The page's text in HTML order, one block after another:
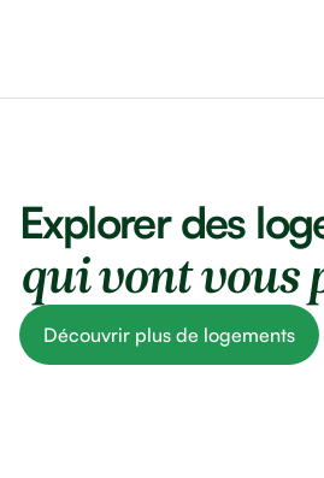
Explorer des
qui vont vous
Découvrir plus de logements